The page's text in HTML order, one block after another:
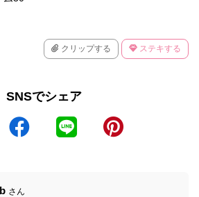
クリップする ステキする
SNSでシェア
さん